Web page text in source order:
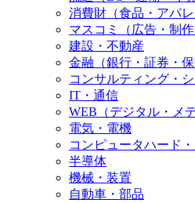
消費財（食品・アパ
マスコミ（広告・制作
建設・不動産
金融（銀行・証券・保
コンサルティング・
IT・通信
WEB（デジタル・メ
電気・電機
コンピュータハード
半導体
機械・装置
自動車・部品